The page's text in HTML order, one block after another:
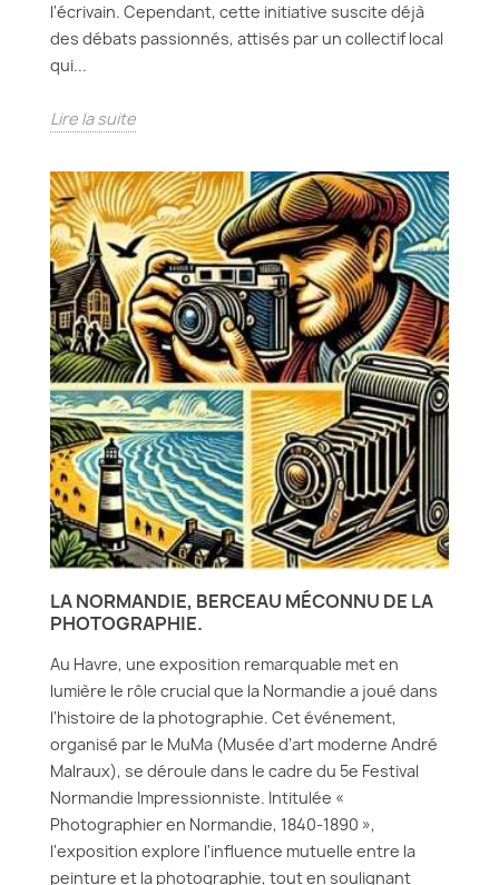
l'écrivain. Cependant, cette initiative suscite déjà
des débats passionnés, attisés par un collectif local
qui...
Lire la suite
LA NORMANDIE, BERCEAU MÉCONNU DE LA
PHOTOGRAPHIE.
Au Havre, une exposition remarquable met en
lumière le rôle crucial que la Normandie a joué dans
l'histoire de la photographie. Cet événement,
organisé par le MuMa (Musée d’art moderne André
Malraux), se déroule dans le cadre du 5e Festival
Normandie Impressionniste. Intitulée «
Photographier en Normandie, 1840-1890 »,
l'exposition explore l'influence mutuelle entre la
peinture et la photographie, tout en soulignant